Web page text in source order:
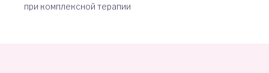
при комплексной терапии